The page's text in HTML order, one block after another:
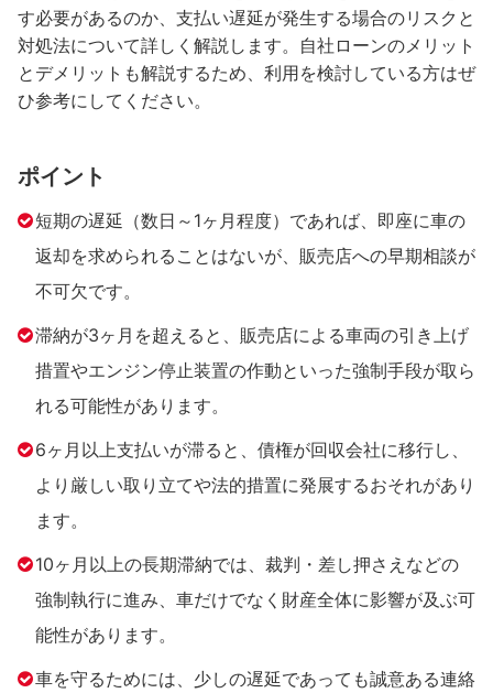
す必要があるのか、支払い遅延が発生する場合のリスクと
対処法について詳しく解説します。自社ローンのメリット
とデメリットも解説するため、利用を検討している方はぜ
ひ参考にしてください。
ポイント
短期の遅延（数日～1ヶ月程度）であれば、即座に車の
返却を求められることはないが、販売店への早期相談が
不可欠です。
滞納が3ヶ月を超えると、販売店による車両の引き上げ
措置やエンジン停止装置の作動といった強制手段が取ら
れる可能性があります。
6ヶ月以上支払いが滞ると、債権が回収会社に移行し、
より厳しい取り立てや法的措置に発展するおそれがあり
ます。
10ヶ月以上の長期滞納では、裁判・差し押さえなどの
強制執行に進み、車だけでなく財産全体に影響が及ぶ可
能性があります。
車を守るためには、少しの遅延であっても誠意ある連絡